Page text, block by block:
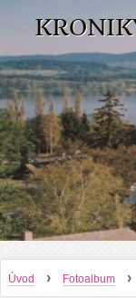
Úvod › Fotoalbum ›